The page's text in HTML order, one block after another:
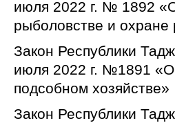
июля 2022 г. № 1892
рыболовстве и
Закон Республики
июля 2022 г. №1891
подсобном хозяйстве»
Закон Республики